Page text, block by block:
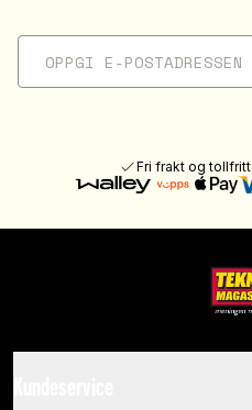
Fri frakt og tollfritt